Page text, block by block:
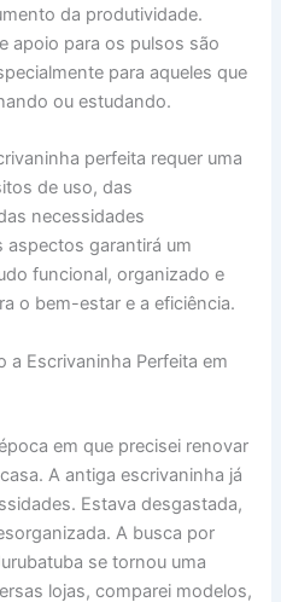
da produtividade.
apoio para os pulsos são
para aqueles que
ou estudando.
perfeita requer uma
de uso, das
necessidades
aspectos garantirá um
funcional, organizado e
o bem-estar e a eficiência.
Escrivaninha Perfeita em
em que precisei renovar
A antiga escrivaninha já
Estava desgastada,
A busca por
se tornou uma
lojas, comparei modelos,